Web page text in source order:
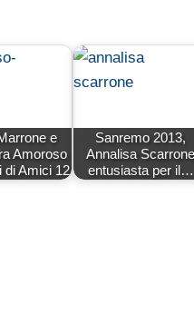
e
Amoroso
di Amici 12
Sanremo 2013,
Annalisa Scarrone
entusiasta per il…